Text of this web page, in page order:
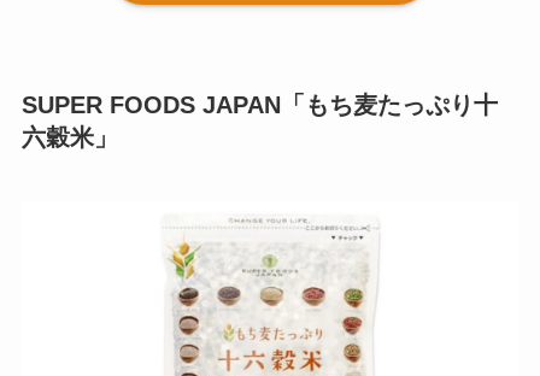
SUPER FOODS JAPAN「もち麦たっぷり十
六穀米」